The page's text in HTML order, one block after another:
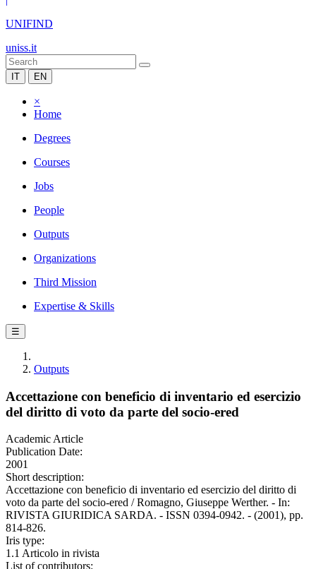
UNIFIND
uniss.it
IT EN
×
Home
Degrees
Courses
Jobs
People
Outputs
Organizations
Third Mission
Expertise & Skills
☰
Outputs
Accettazione con beneficio di inventario ed esercizio
del diritto di voto da parte del socio-ered
Academic Article
Publication Date:
2001
Short description:
Accettazione con beneficio di inventario ed esercizio del diritto di
voto da parte del socio-ered / Romagno, Giuseppe Werther. - In:
RIVISTA GIURIDICA SARDA. - ISSN 0394-0942. - (2001), pp.
814-826.
Iris type:
1.1 Articolo in rivista
List of contributors: